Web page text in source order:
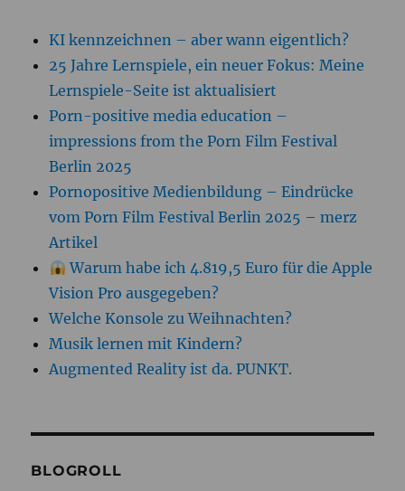
KI kennzeichnen – aber wann eigentlich?
25 Jahre Lernspiele, ein neuer Fokus: Meine
Lernspiele-Seite ist aktualisiert
Porn-positive media education –
impressions from the Porn Film Festival
Berlin 2025
Pornopositive Medienbildung – Eindrücke
vom Porn Film Festival Berlin 2025 – merz
Artikel
Warum habe ich 4.819,5 Euro für die Apple
Vision Pro ausgegeben?
Welche Konsole zu Weihnachten?
Musik lernen mit Kindern?
Augmented Reality ist da. PUNKT.
BLOGROLL